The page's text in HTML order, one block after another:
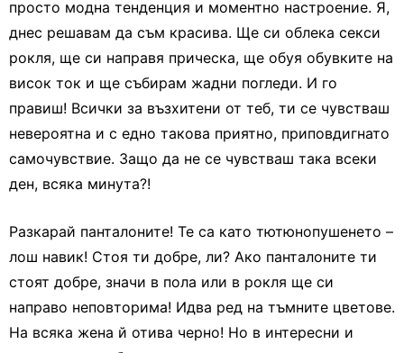
просто модна тенденция и моментно настроение. Я,
днес решавам да съм красива. Ще си облека секси
рокля, ще си направя прическа, ще обуя обувките на
висок ток и ще събирам жадни погледи. И го
правиш! Всички за възхитени от теб, ти се чувстваш
невероятна и с едно такова приятно, приповдигнато
самочувствие. Защо да не се чувстваш така всеки
ден, всяка минута?!
Разкарай панталоните! Те са като тютюнопушенето –
лош навик! Стоя ти добре, ли? Ако панталоните ти
стоят добре, значи в пола или в рокля ще си
направо неповторима! Идва ред на тъмните цветове.
На всяка жена й отива черно! Но в интересни и